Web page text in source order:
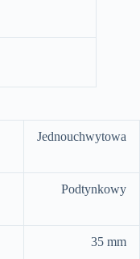
Jednouchwytowa
Podtynkowy
35 mm